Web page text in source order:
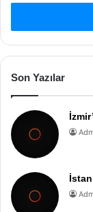
Son Yazılar